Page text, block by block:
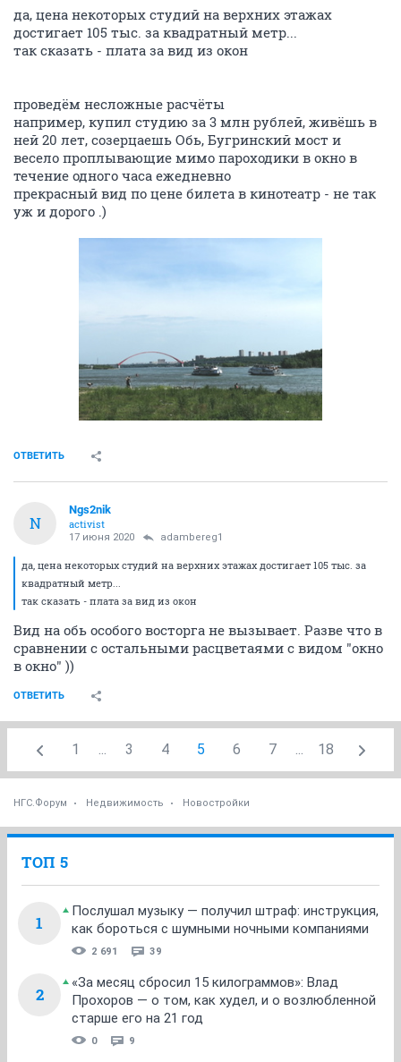
да, цена некоторых студий на верхних этажах
достигает 105 тыс. за квадратный метр...
так сказать - плата за вид из окон
проведём несложные расчёты
например, купил студию за 3 млн рублей, живёшь в
ней 20 лет, созерцаешь Обь, Бугринский мост и
весело проплывающие мимо пароходики в окно в
течение одного часа ежедневно
прекрасный вид по цене билета в кинотеатр - не так
уж и дорого .)
ОТВЕТИТЬ
N
Ngs2nik
activist
17 июня 2020 adambereg1
да, цена некоторых студий на верхних этажах достигает 105 тыс. за
квадратный метр...
так сказать - плата за вид из окон
Вид на обь особого восторга не вызывает. Разве что в
сравнении с остальными расцветаями с видом "окно
в окно" ))
ОТВЕТИТЬ
1 ... 3 4 5 6 7 ... 18
НГС.Форум Недвижимость Новостройки
ТОП 5
1
Послушал музыку — получил штраф: инструкция,
как бороться с шумными ночными компаниями
2 691 39
2
«За месяц сбросил 15 килограммов»: Влад
Прохоров — о том, как худел, и о возлюбленной
старше его на 21 год
0 9